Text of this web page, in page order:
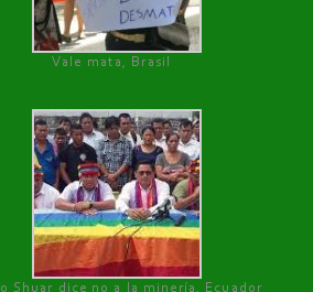
Vale mata, Brasil
Shuar dice no a la minería, Ecuador